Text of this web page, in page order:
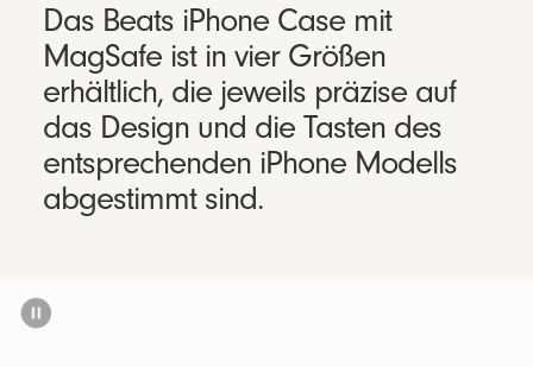
Das Beats iPhone Case mit
MagSafe ist in vier Größen
erhältlich, die jeweils präzise auf
das Design und die Tasten des
entsprechenden iPhone Modells
abgestimmt sind.